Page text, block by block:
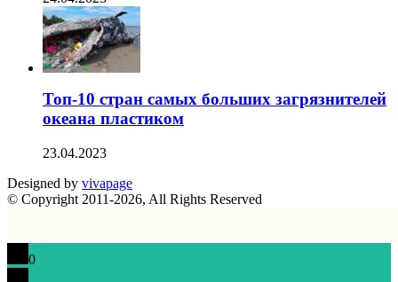
Топ-10 стран самых больших загрязнителей
океана пластиком
23.04.2023
Designed by vivapage
© Copyright 2011-2026, All Rights Reserved
0